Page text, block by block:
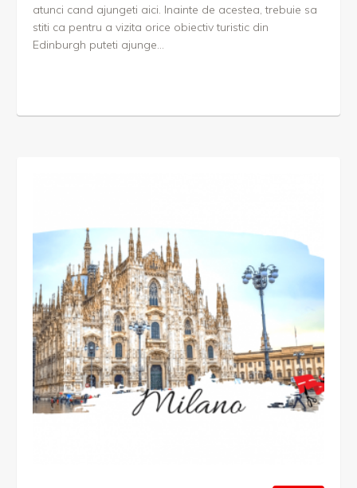
atunci cand ajungeti aici. Inainte de acestea, trebuie sa
stiti ca pentru a vizita orice obiectiv turistic din
Edinburgh puteti ajunge...